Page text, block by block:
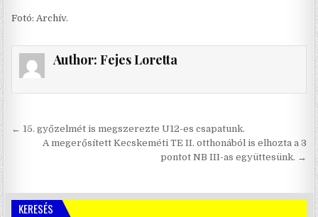
Fotó: Archív.
Author: Fejes Loretta
Bejegyzés
navigáció
← 15. győzelmét is megszerezte U12-es csapatunk.
A megerősített Kecskeméti TE II. otthonából is elhozta a 3
pontot NB III-as együttesünk. →
KERESÉS